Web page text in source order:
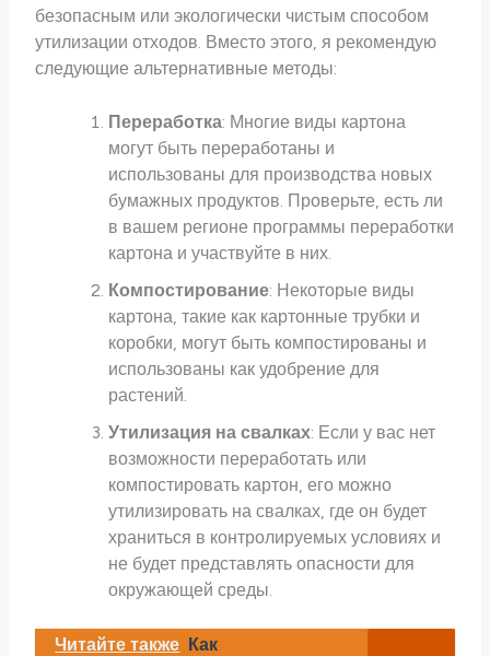
безопасным или экологически чистым способом
утилизации отходов. Вместо этого, я рекомендую
следующие альтернативные методы:
Переработка: Многие виды картона
могут быть переработаны и
использованы для производства новых
бумажных продуктов. Проверьте, есть ли
в вашем регионе программы переработки
картона и участвуйте в них.
Компостирование: Некоторые виды
картона, такие как картонные трубки и
коробки, могут быть компостированы и
использованы как удобрение для
растений.
Утилизация на свалках: Если у вас нет
возможности переработать или
компостировать картон, его можно
утилизировать на свалках, где он будет
храниться в контролируемых условиях и
не будет представлять опасности для
окружающей среды.
Читайте также Как